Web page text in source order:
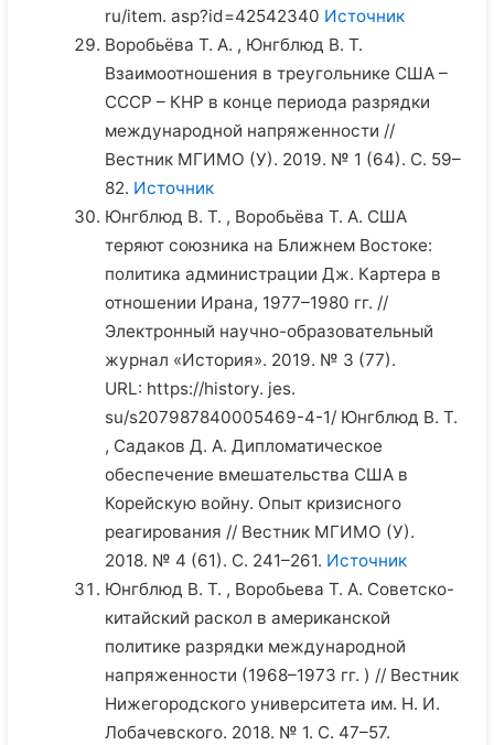
ru/item. asp?id=42542340 Источник
Воробьёва Т. А. , Юнгблюд В. Т.
Взаимоотношения в треугольнике США –
СССР – КНР в конце периода разрядки
международной напряженности //
Вестник МГИМО (У). 2019. № 1 (64). С. 59–
82. Источник
Юнгблюд В. Т. , Воробьёва Т. А. США
теряют союзника на Ближнем Востоке:
политика администрации Дж. Картера в
отношении Ирана, 1977–1980 гг. //
Электронный научно-образовательный
журнал «История». 2019. № 3 (77).
URL: https://history. jes.
su/s207987840005469-4-1/ Юнгблюд В. Т.
, Садаков Д. А. Дипломатическое
обеспечение вмешательства США в
Корейскую войну. Опыт кризисного
реагирования // Вестник МГИМО (У).
2018. № 4 (61). С. 241–261. Источник
Юнгблюд В. Т. , Воробьева Т. А. Советско-
китайский раскол в американской
политике разрядки международной
напряженности (1968–1973 гг. ) // Вестник
Нижегородского университета им. Н. И.
Лобачевского. 2018. № 1. С. 47–57.